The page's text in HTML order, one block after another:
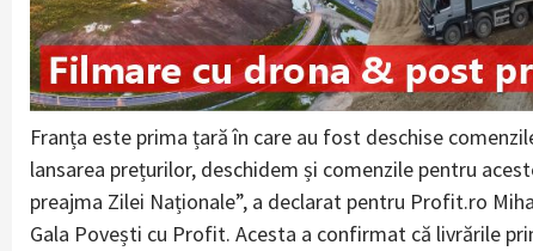
Franța este prima țară în care au fost deschise
lansarea prețurilor, deschidem și comenzile pentru
preajma Zilei Naționale”, a declarat pentru Profit.ro
Gala Povești cu Profit. Acesta a confirmat că livrările